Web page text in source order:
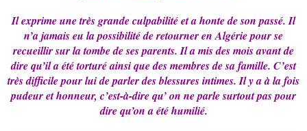
Il exprime une très grande culpabilité et a honte de son passé. Il
n’a jamais eu la possibilité de retourner en Algérie pour se
recueillir sur la tombe de ses parents. Il a mis des mois avant de
dire qu’il a été torturé ainsi que des membres de sa famille. C’est
très difficile pour lui de parler des blessures intimes. Il y a à la fois
pudeur et honneur, c’est-à-dire qu’ on ne parle surtout pas pour
dire qu’on a été humilié.